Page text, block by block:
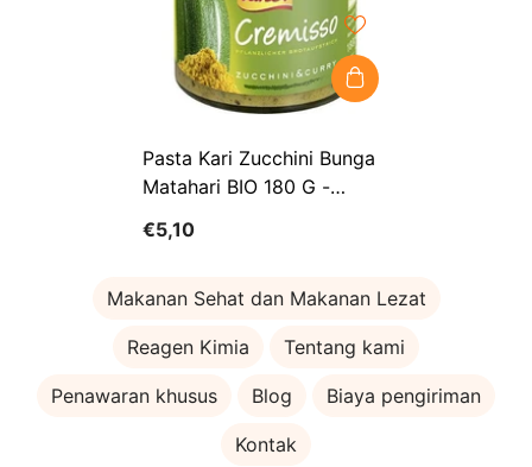
Pasta Kari Zucchini Bunga
Matahari BIO 180 G -
€5,10
Makanan Sehat dan Makanan Lezat
Reagen Kimia Tentang kami
Penawaran khusus Blog Biaya pengiriman
Kontak